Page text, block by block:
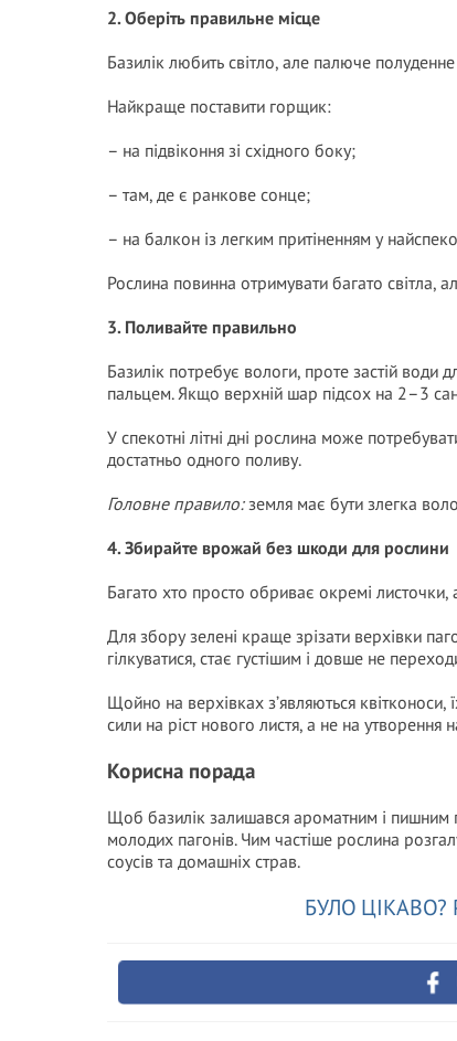
2. Оберіть правильне місце
Базилік любить світло, але палюче
Найкраще поставити горщик:
– на підвіконня зі східного боку;
– там, де є ранкове сонце;
– на балкон із легким притіненням у
Рослина повинна отримувати багато світла,
3. Поливайте правильно
Базилік потребує вологи, проте застій води
пальцем. Якщо верхній шар підсох на 2–3
У спекотні літні дні рослина може
достатньо одного поливу.
Головне правило:земля має бути злегка
4. Збирайте врожай без шкоди для рослини
Багато хто просто обриває окремі
Для збору зелені краще зрізати верхівки
гілкуватися, стає густішим і довше не
Щойно на верхівках з’являються
сили на ріст нового листя, а не на утворення
Корисна порада
Щоб базилік залишався ароматним і пишним
молодих пагонів. Чим частіше рослина
соусів та домашніх страв.
БУЛО